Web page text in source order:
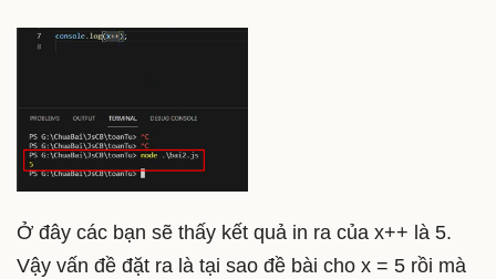
Ở đây các bạn sẽ thấy kết quả in ra của x++ là 5.
Vậy vấn đề đặt ra là tại sao đề bài cho x = 5 rồi mà